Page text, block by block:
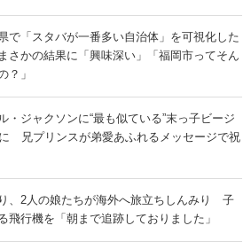
で「スタバが一番多い自治体」を可視化した
かの結果に「興味深い」「福岡市ってそん
？」
・ジャクソンに“最も似ている”末っ子ビージ
兄プリンスが弟愛あふれるメッセージで祝
、2人の娘たちが海外へ旅立ちしんみり 子
飛行機を「朝まで追跡しておりました」